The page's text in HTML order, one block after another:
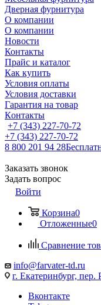
Дверная фурнитура
О компании
О компании
Новости
Контакты
Прайс и каталог
Как купить
Условия оплаты
Условия доставки
Гарантия на товар
Контакты
+7 (343) 227-70-72
+7 (343) 227-70-72
8 800 201 94 28
Заказать звонок
Задать вопрос
Войти
Корзина0
Отложенные0
Сравнение
info@farvater-td.ru
г. Екатеринбург,
Вконтакте